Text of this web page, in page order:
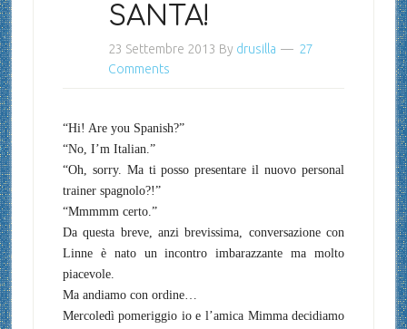
SANTA!
23 Settembre 2013 By drusilla
27
Comments
“Hi! Are you Spanish?”
“No, I’m Italian.”
“Oh, sorry. Ma ti posso presentare il nuovo personal
trainer spagnolo?!”
“Mmmmm certo.”
Da questa breve, anzi brevissima, conversazione con
Linne è nato un incontro imbarazzante ma molto
piacevole.
Ma andiamo con ordine…
Mercoledì pomeriggio io e l’amica Mimma decidiamo